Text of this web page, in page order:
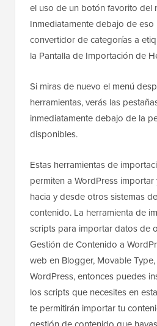
el uso de un botón favorito del
Inmediatamente debajo de eso
convertidor de categorías a
la Pantalla de Importación de
Si miras de nuevo el menú
herramientas, verás las
inmediatamente debajo de la
disponibles.
Estas herramientas de
permiten a WordPress
hacia y desde otros sistemas
contenido. La herramienta de
scripts para importar datos de
Gestión de Contenido a
web en Blogger, Movable
WordPress, entonces puedes
los scripts que necesites en
te permitirán importar tu